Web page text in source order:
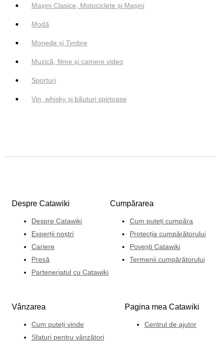
Mașini Clasice, Motociclete și Mașini
Modă
Monede și Timbre
Muzică, filme și camere video
Sporturi
Vin, whisky și băuturi spirtoase
Despre Catawiki
Despre Catawiki
Experții noștri
Cariere
Presă
Parteneriatul cu Catawiki
Cumpărarea
Cum puteți cumpăra
Protecția cumpărătorului
Povești Catawiki
Termenii cumpărătorului
Vânzarea
Cum puteți vinde
Sfaturi pentru vânzători
Pagina mea Catawiki
Centrul de ajutor